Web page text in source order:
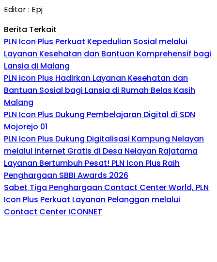
Editor : Epj
Berita Terkait
PLN Icon Plus Perkuat Kepedulian Sosial melalui
Layanan Kesehatan dan Bantuan Komprehensif bagi
Lansia di Malang
PLN Icon Plus Hadirkan Layanan Kesehatan dan
Bantuan Sosial bagi Lansia di Rumah Belas Kasih
Malang
PLN Icon Plus Dukung Pembelajaran Digital di SDN
Mojorejo 01
PLN Icon Plus Dukung Digitalisasi Kampung Nelayan
melalui Internet Gratis di Desa Nelayan Rajatama
Layanan Bertumbuh Pesat! PLN Icon Plus Raih
Penghargaan SBBI Awards 2026
Sabet Tiga Penghargaan Contact Center World, PLN
Icon Plus Perkuat Layanan Pelanggan melalui
Contact Center ICONNET